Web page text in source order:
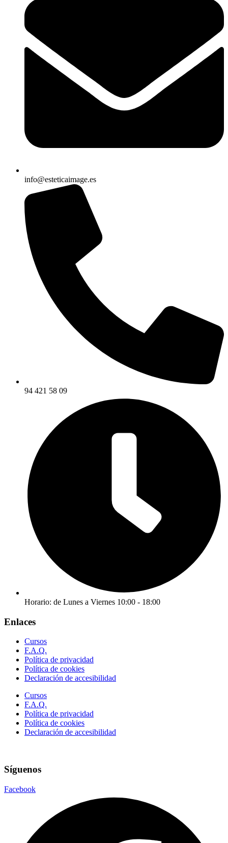
info@esteticaimage.es
94 421 58 09
Horario: de Lunes a Viernes 10:00 - 18:00
Enlaces
Cursos
F.A.Q.
Política de privacidad
Política de cookies
Declaración de accesibilidad
Cursos
F.A.Q.
Política de privacidad
Política de cookies
Declaración de accesibilidad
Síguenos
Facebook